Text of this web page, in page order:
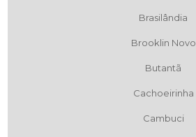
Brasilândia
Brooklin Novo
Butantã
Cachoeirinha
Cambuci